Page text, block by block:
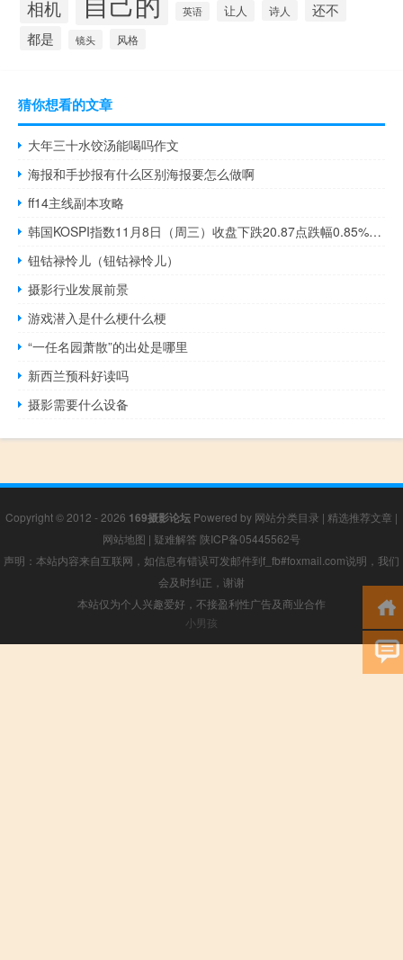
相机 英语 让人 诗人
还不
都是
镜头 风格
猜你想看的文章
大年三十水饺汤能喝吗作文
海报和手抄报有什么区别海报要怎么做啊
ff14主线副本攻略
韩国KOSPI指数11月8日（周三）收盘下跌20.87点跌幅0.85%报2423.09点
钮钴禄怜儿（钮钴禄怜儿）
摄影行业发展前景
游戏潜入是什么梗什么梗
“一任名园萧散”的出处是哪里
新西兰预科好读吗
摄影需要什么设备
Copyright © 2012 - 2026 169摄影论坛 Powered by 网站分类目录 | 精选推荐文章 |
网站地图 | 疑难解答 陕ICP备05445562号
声明：本站内容来自互联网，如信息有错误可发邮件到f_fb#foxmail.com说明，我们
会及时纠正，谢谢
本站仅为个人兴趣爱好，不接盈利性广告及商业合作
小男孩